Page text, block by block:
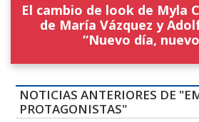
El cambio de look de Myla
de María Vázquez y
“Nuevo día,
NOTICIAS ANTERIORES DE
PROTAGONISTAS"